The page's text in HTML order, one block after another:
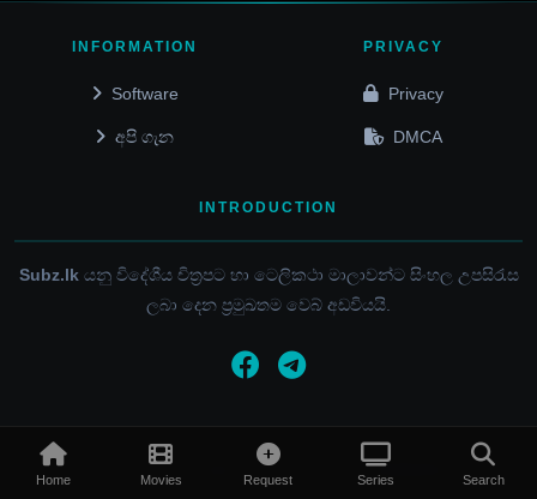
Home Movies Request Series Search
INFORMATION
Software
අපි ගැන
PRIVACY
Privacy
DMCA
INTRODUCTION
Subz.lkයනු විදේශීය චිත්‍රපට හා ටෙලිකථා මාලාවන්ට සිංහල උපසිරැස
ලබා දෙන ප්‍රමුඛතම වෙබ් අඩවියයි.
© 2015 - 2026 / SUBZ.LK / ALL RIGHTS RESERVED